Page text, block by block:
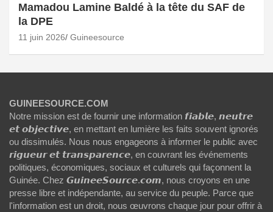
Mamadou Lamine Baldé à la tête du SAF de
la DPE
11 juin 2026 Guineesource
GUINEESOURCE.COM
Notre mission est de fournir une information 𝙛𝙞𝙖𝙗𝙡𝙚, 𝙣𝙚𝙪𝙩𝙧𝙚
𝙚𝙩 𝙤𝙗𝙟𝙚𝙘𝙩𝙞𝙫𝙚, en mettant en lumière les faits souvent ignorés
ou dissimulés. Nous nous engageons à informer le public avec
𝙧𝙞𝙜𝙪𝙚𝙪𝙧 𝙚𝙩 𝙩𝙧𝙖𝙣𝙨𝙥𝙖𝙧𝙚𝙣𝙘𝙚, en couvrant les événements
politiques, économiques, sociaux et culturels qui façonnent la
Guinée. Chez 𝙂𝙪𝙞𝙣𝙚𝙚𝙎𝙤𝙪𝙧𝙘𝙚.𝙘𝙤𝙢, nous croyons en une
presse libre et indépendante, au service du peuple. Parce que
l'information est un droit, nous œuvrons chaque jour pour offrir à